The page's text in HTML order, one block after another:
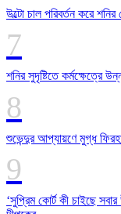
উল্টো চাল পরিবর্তন করে
শনির সুদৃষ্টিতে কর্মক্ষেত্রে
শুভেন্দুর আপ্যায়ণে মুগ্ধ
‘সুপ্রিম কোর্ট কী চাইছে